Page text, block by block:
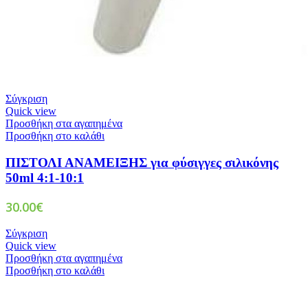
Σύγκριση
Quick view
Προσθήκη στα αγαπημένα
Προσθήκη στο καλάθι
ΠΙΣΤΟΛΙ ΑΝΑΜΕΙΞΗΣ για φύσιγγες σιλικόνης
50ml 4:1-10:1
30.00€
Σύγκριση
Quick view
Προσθήκη στα αγαπημένα
Προσθήκη στο καλάθι